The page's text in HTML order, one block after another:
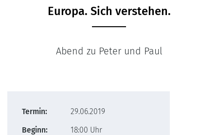
Europa. Sich verstehen.
Abend zu Peter und Paul
Termin:
29.06.2019
Beginn:
18:00 Uhr